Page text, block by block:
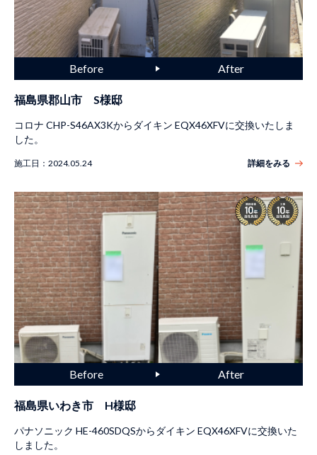
福島県郡山市 S様邸
コロナ CHP-S46AX3Kからダイキン EQX46XFVに交換いたしま
した。
施工日： 2024.05.24 詳細をみる
福島県いわき市 H様邸
パナソニック HE-460SDQSからダイキン EQX46XFVに交換いた
しました。